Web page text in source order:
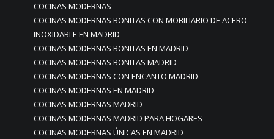
COCINAS MODERNAS
COCINAS MODERNAS BONITAS CON MOBILIARIO DE ACERO
INOXIDABLE EN MADRID
COCINAS MODERNAS BONITAS EN MADRID
COCINAS MODERNAS BONITAS MADRID
COCINAS MODERNAS CON ENCANTO MADRID
COCINAS MODERNAS EN MADRID
COCINAS MODERNAS MADRID
COCINAS MODERNAS MADRID PARA HOGARES
COCINAS MODERNAS ÚNICAS EN MADRID